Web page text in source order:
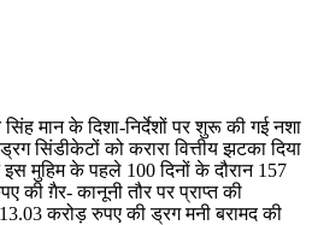
मान के दिशा-निर्देशों पर शुरू की गई नशा
ड्रग सिंडीकेटों को करारा वित्तीय झटका दिया
मुहिम के पहले 100 दिनों के दौरान 157
की ग़ैर- कानूनी तौर पर प्राप्त की
करोड़ रुपए की ड्रग मनी बरामद की